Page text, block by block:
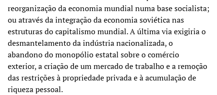
reorganização da economia mundial numa base socialista;
ou através da integração da economia soviética nas
estruturas do capitalismo mundial. A última via exigiria o
desmantelamento da indústria nacionalizada, o
abandono do monopólio estatal sobre o comércio
exterior, a criação de um mercado de trabalho e a remoção
das restrições à propriedade privada e à acumulação de
riqueza pessoal.